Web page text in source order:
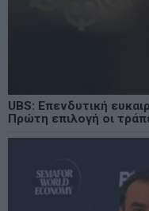
UBS: Επενδυτική
Πρώτη επιλογή οι